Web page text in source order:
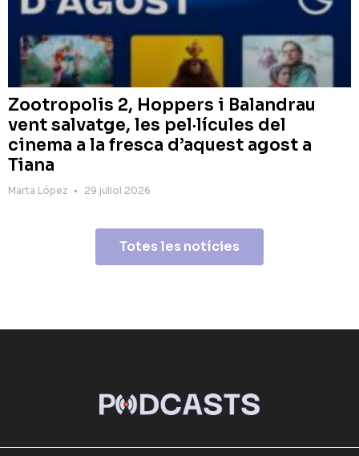
Zootropolis 2, Hoppers i Balandrau
vent salvatge, les pel·lícules del
cinema a la fresca d’aquest agost a
Tiana
Marta López 29 juliol 2026
Totes les notícies